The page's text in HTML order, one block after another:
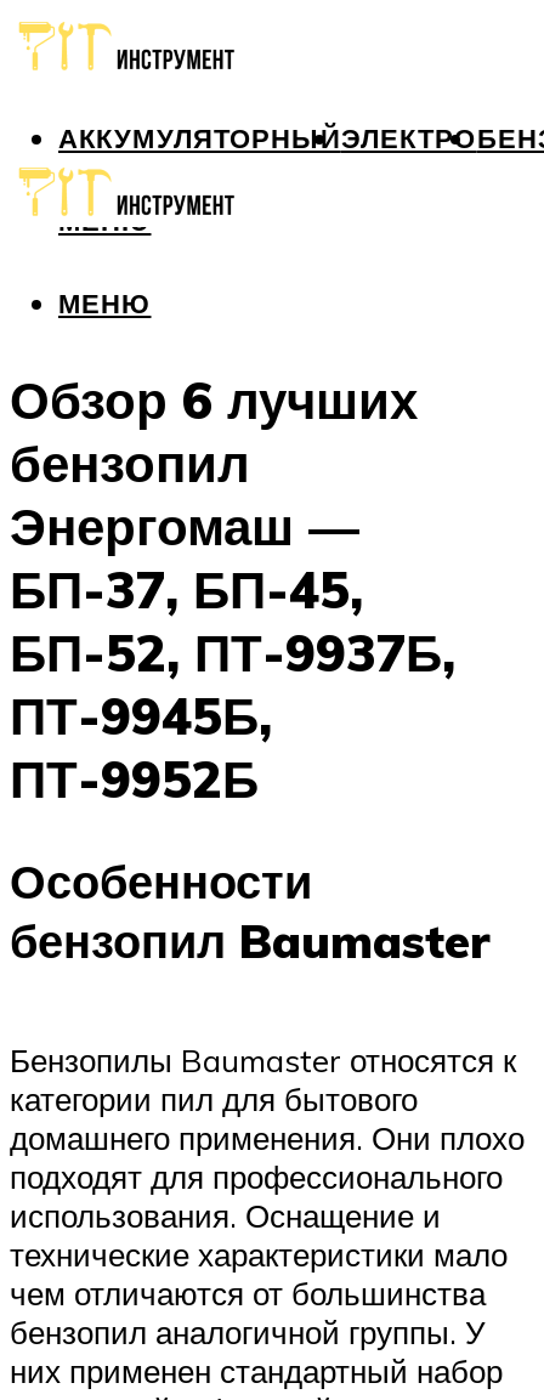
АККУМУЛЯТОРНЫЙЭЛЕКТРО
МЕНЮ
МЕНЮ
Обзор 6 лучших
бензопил
Энергомаш —
БП-37, БП-45,
БП-52, ПТ-9937Б,
ПТ-9945Б,
ПТ-9952Б
Особенности
бензопил Baumaster
Бензопилы Baumaster относятся к
категории пил для бытового
домашнего применения. Они плохо
подходят для профессионального
использования. Оснащение и
технические характеристики мало
чем отличаются от большинства
бензопил аналогичной группы. У
них применен стандартный набор